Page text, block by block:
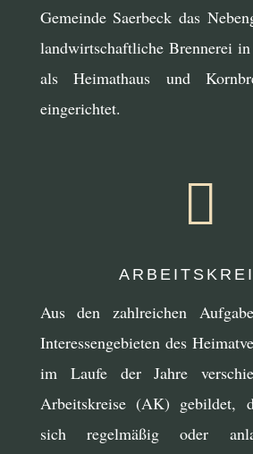
Gemeinde Saerbeck das
landwirtschaftliche Brennerei in
als Heimathaus und
eingerichtet.

Aus den zahlreichen
Interessengebieten des
im Laufe der Jahre
Arbeitskreise (AK) gebildet,
sich regelmäßig oder